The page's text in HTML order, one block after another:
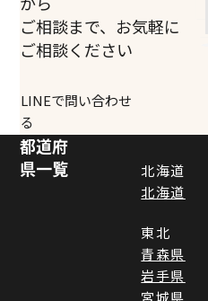
ご相談まで、お気軽に
ご相談ください
LINEで問い合わせ
る
都道府
県一覧
北海道
北海道
東北
青森県
岩手県
宮城県